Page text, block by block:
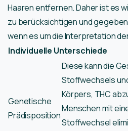
Haaren entfernen. Daher ist es
zu berücksichtigen und
wenn es um die Interpretation
Individuelle Unterschiede
Genetische
Prädisposition
Diese kann die
Stoffwechsels
Körpers, THC
Menschen mit
Stoffwechsel